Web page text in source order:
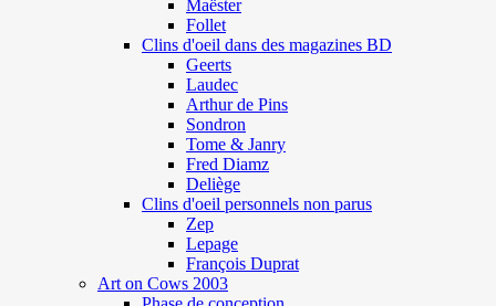
Maëster
Follet
Clins d'oeil dans des magazines BD
Geerts
Laudec
Arthur de Pins
Sondron
Tome & Janry
Fred Diamz
Deliège
Clins d'oeil personnels non parus
Zep
Lepage
François Duprat
Art on Cows 2003